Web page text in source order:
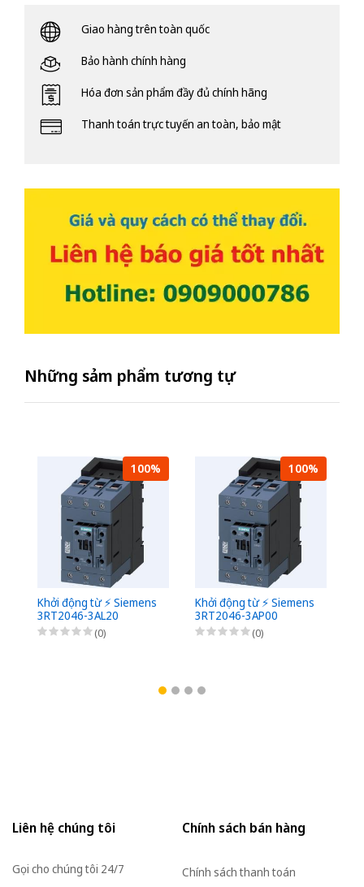
Giao hàng trên toàn quốc
Bảo hành chính hàng
Hóa đơn sản phẩm đầy đủ chính hãng
Thanh toán trực tuyến an toàn, bảo mật
Những sảm phẩm tương tự
100%
Khởi động từ ⚡️ Siemens
3RT2046-3AL20
(0)
100%
Khởi động từ ⚡️ Siemens
3RT2046-3AP00
(0)
Liên hệ chúng tôi
Gọi cho chúng tôi 24/7
Chính sách bán hàng
Chính sách thanh toán